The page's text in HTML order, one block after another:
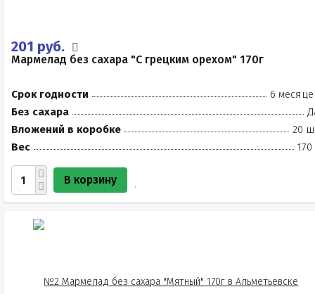
201 руб.
Мармелад без сахара "С грецким орехом" 170г
Срок годности
6
Без сахара
Вложений в коробке
20
Вес
170
В корзину